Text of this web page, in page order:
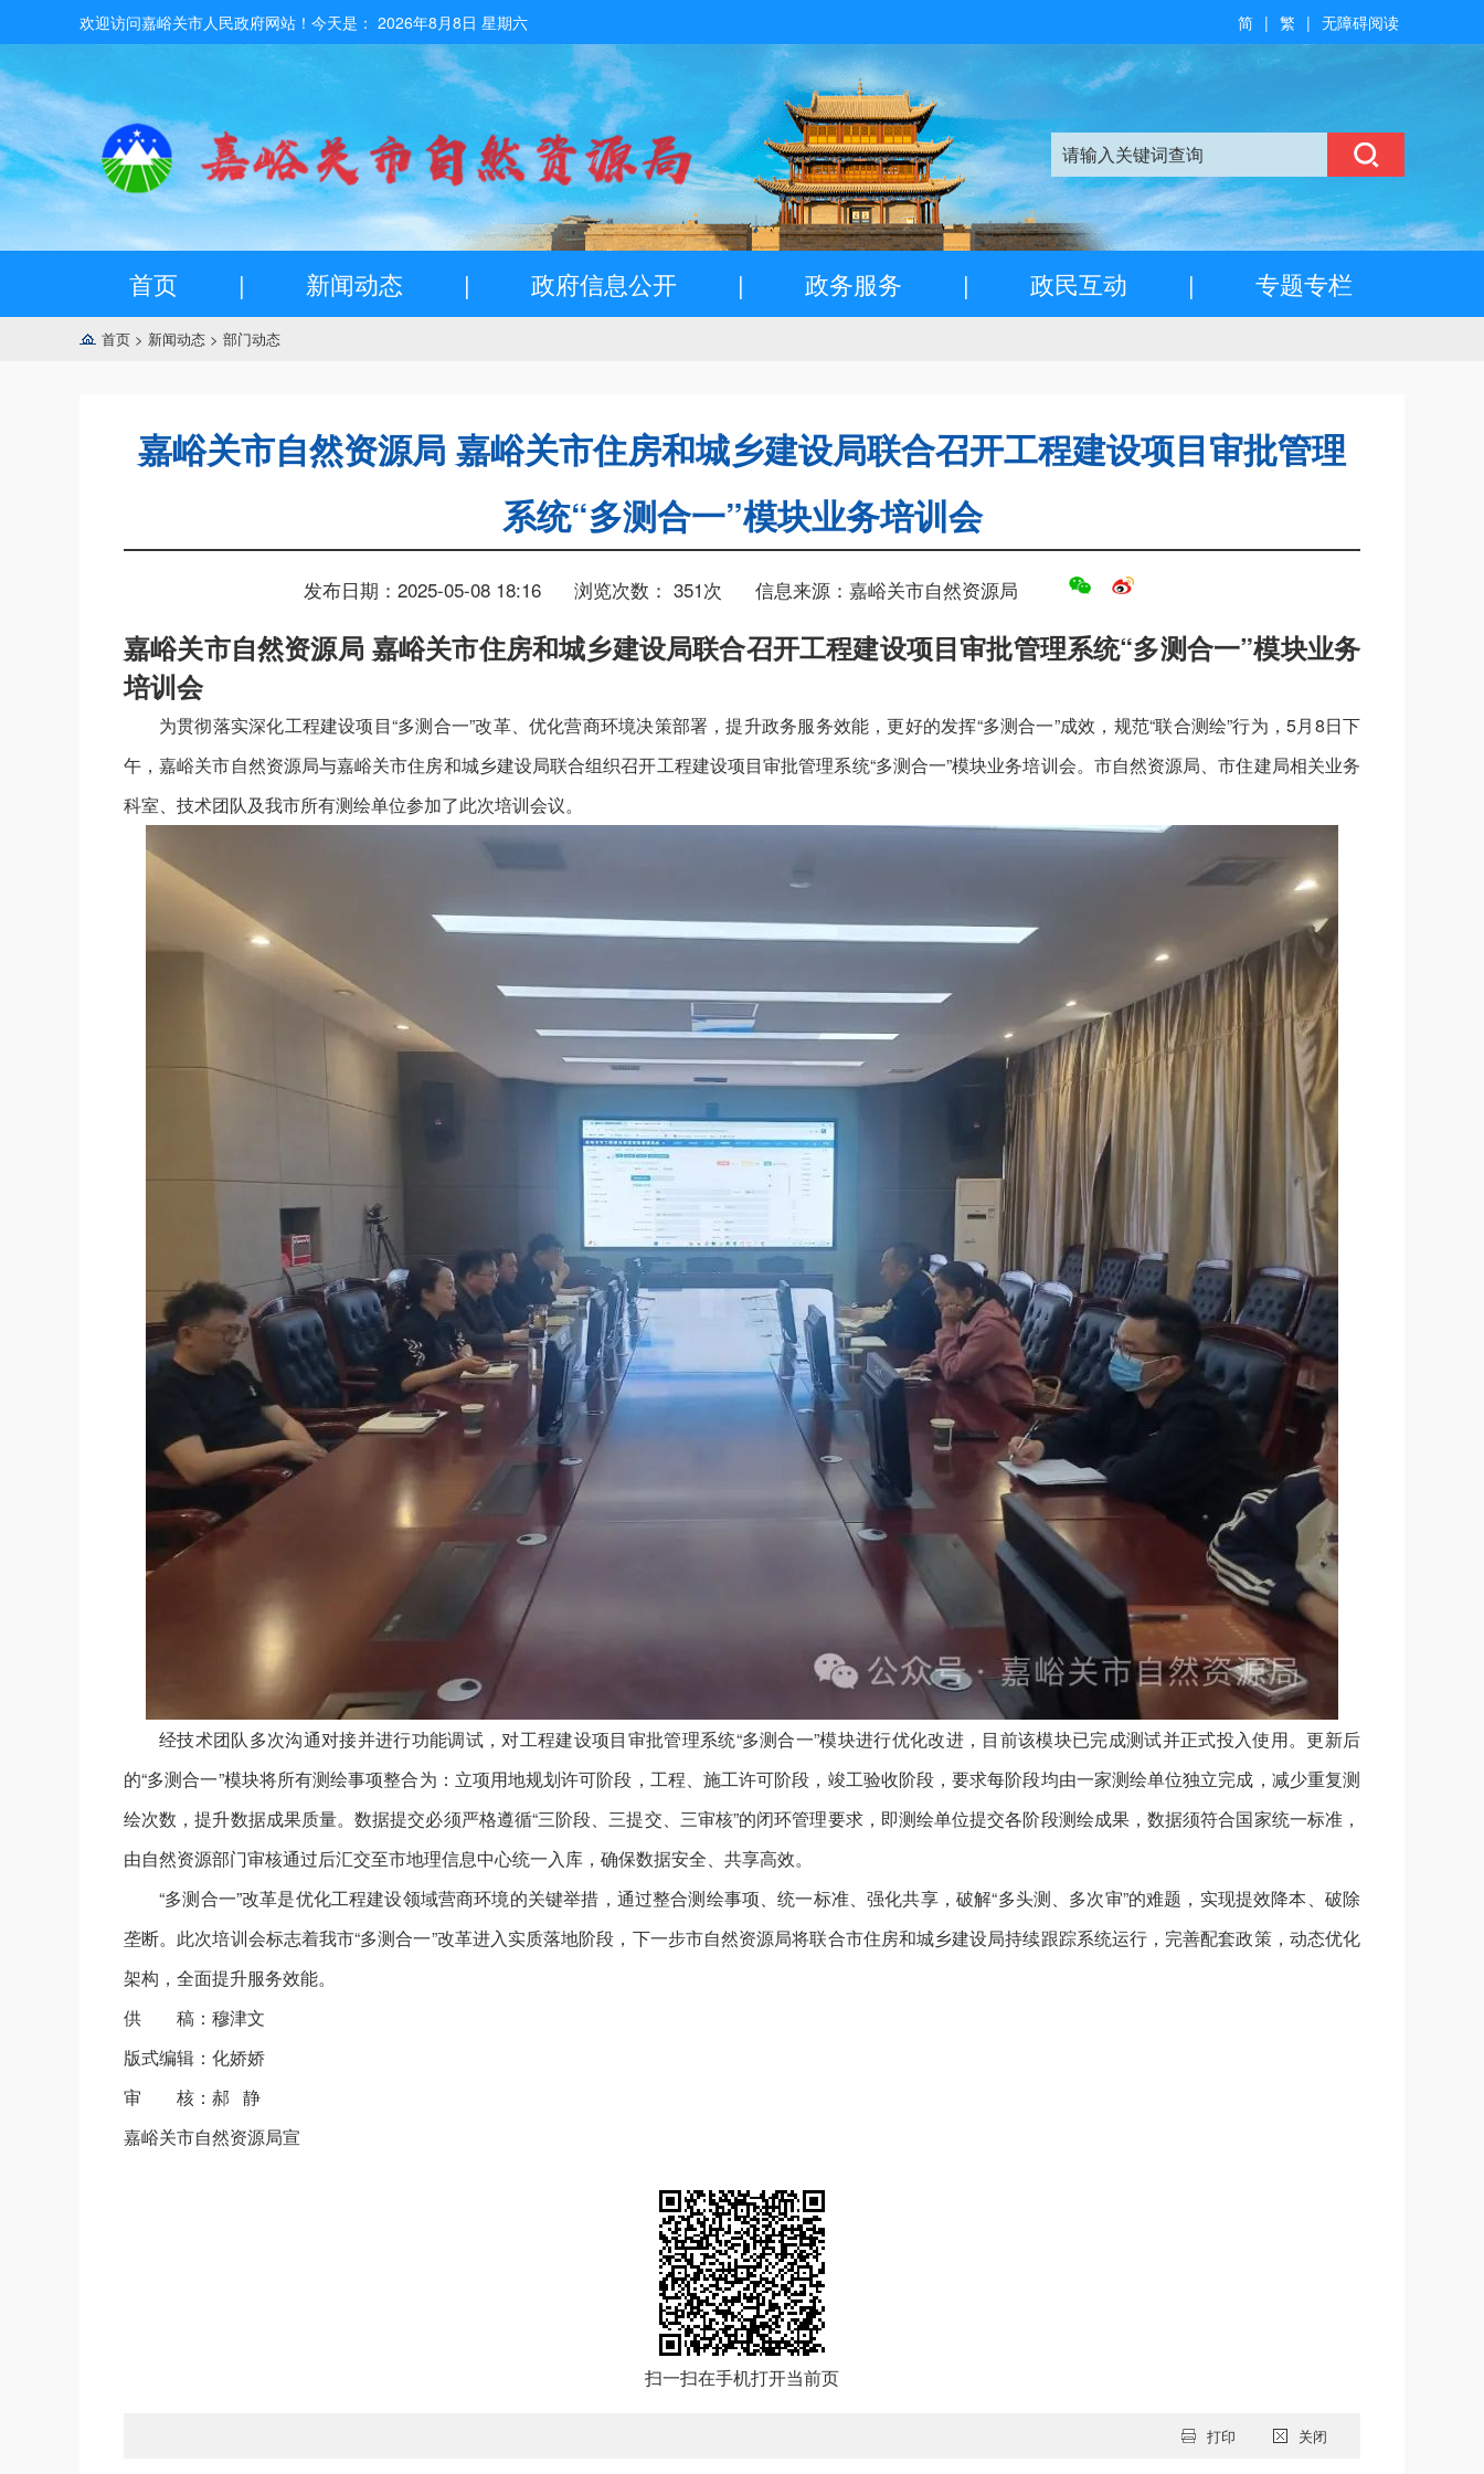
欢迎访问嘉峪关市人民政府网站！今天是： 2026年8月8日 星期六 无障碍阅读
|
繁
|
简
首页 | 新闻动态 | 政府信息公开 | 政务服务 | 政民互动 | 专题专栏
首页 > 新闻动态 > 部门动态
嘉峪关市自然资源局 嘉峪关市住房和城乡建设局联合召开工程建设项目审批管理
系统“多测合一”模块业务培训会
发布日期：2025-05-08 18:16 浏览次数： 351次 信息来源：嘉峪关市自然资源局
嘉峪关市自然资源局 嘉峪关市住房和城乡建设局联合召开工程建设项目审批管理系统“多测合一”模块业务
培训会
为贯彻落实深化工程建设项目“多测合一”改革、优化营商环境决策部署，提升政务服务效能，更好的发挥“多测合一”成效，规范“联合测绘”行为，5月8日下
午，嘉峪关市自然资源局与嘉峪关市住房和城乡建设局联合组织召开工程建设项目审批管理系统“多测合一”模块业务培训会。市自然资源局、市住建局相关业务
科室、技术团队及我市所有测绘单位参加了此次培训会议。
经技术团队多次沟通对接并进行功能调试，对工程建设项目审批管理系统“多测合一”模块进行优化改进，目前该模块已完成测试并正式投入使用。更新后
的“多测合一”模块将所有测绘事项整合为：立项用地规划许可阶段，工程、施工许可阶段，竣工验收阶段，要求每阶段均由一家测绘单位独立完成，减少重复测
绘次数，提升数据成果质量。数据提交必须严格遵循“三阶段、三提交、三审核”的闭环管理要求，即测绘单位提交各阶段测绘成果，数据须符合国家统一标准，
由自然资源部门审核通过后汇交至市地理信息中心统一入库，确保数据安全、共享高效。
“多测合一”改革是优化工程建设领域营商环境的关键举措，通过整合测绘事项、统一标准、强化共享，破解“多头测、多次审”的难题，实现提效降本、破除
垄断。此次培训会标志着我市“多测合一”改革进入实质落地阶段，下一步市自然资源局将联合市住房和城乡建设局持续跟踪系统运行，完善配套政策，动态优化
架构，全面提升服务效能。
供 稿：穆津文
版式编辑：化娇娇
审 核：郝 静
嘉峪关市自然资源局宣
扫一扫在手机打开当前页
打印 关闭